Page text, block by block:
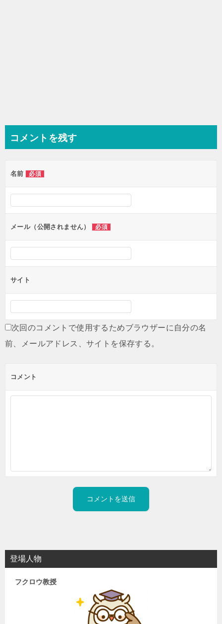
コメントを残す
名前 必須
メール（公開されません） 必須
サイト
次回のコメントで使用するためブラウザーに自分の名
前、メールアドレス、サイトを保存する。
コメント
登場人物
フクロウ教授